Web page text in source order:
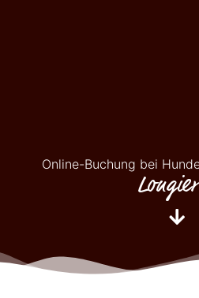
Online-Buchung bei